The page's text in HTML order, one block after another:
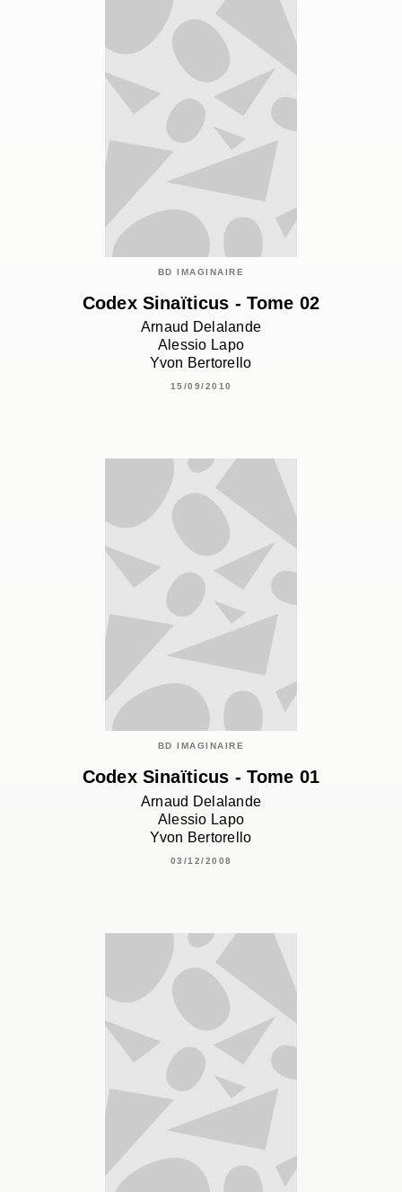
BD IMAGINAIRE
Codex Sinaïticus - Tome 02
Arnaud Delalande
Alessio Lapo
Yvon Bertorello
15/09/2010
BD IMAGINAIRE
Codex Sinaïticus - Tome 01
Arnaud Delalande
Alessio Lapo
Yvon Bertorello
03/12/2008